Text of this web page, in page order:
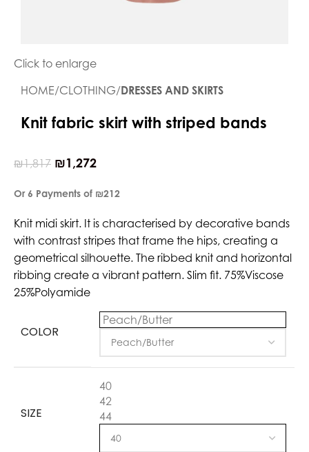
Click to enlarge
HOME CLOTHING DRESSES AND SKIRTS
Knit fabric skirt with striped bands
₪1,817 ₪1,272
Or 6 Payments of ₪212
Knit midi skirt. It is characterised by decorative bands
with contrast stripes that frame the hips, creating a
geometrical silhouette. The ribbed knit and horizontal
ribbing create a vibrant pattern. Slim fit. 75%Viscose
25%Polyamide
COLOR
Peach/Butter
SIZE
40
42
44